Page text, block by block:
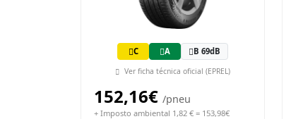
C A B 69dB
Ver ficha técnica oficial (EPREL)
152,16€ /pneu
+ Imposto ambiental 1,82 € = 153,98€